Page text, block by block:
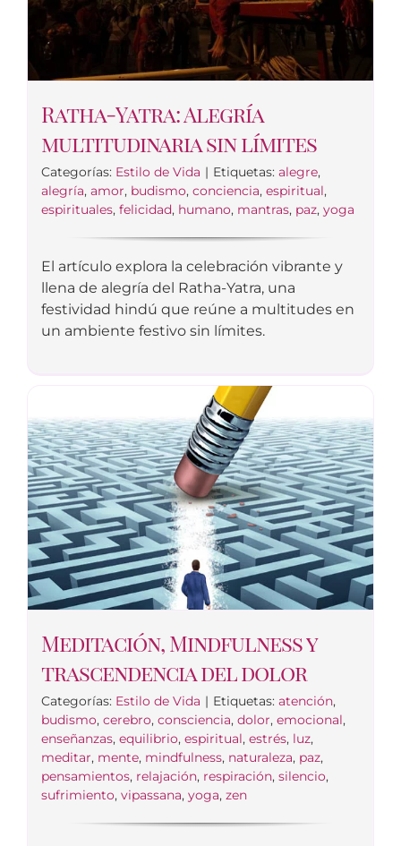
Ratha-Yatra: Alegría
multitudinaria sin límites
Categorías: Estilo de Vida | Etiquetas: alegre,
alegría, amor, budismo, conciencia, espiritual,
espirituales, felicidad, humano, mantras, paz, yoga
El artículo explora la celebración vibrante y
llena de alegría del Ratha-Yatra, una
festividad hindú que reúne a multitudes en
un ambiente festivo sin límites.
Meditación, Mindfulness y
trascendencia del dolor
Categorías: Estilo de Vida | Etiquetas: atención,
budismo, cerebro, consciencia, dolor, emocional,
enseñanzas, equilibrio, espiritual, estrés, luz,
meditar, mente, mindfulness, naturaleza, paz,
pensamientos, relajación, respiración, silencio,
sufrimiento, vipassana, yoga, zen